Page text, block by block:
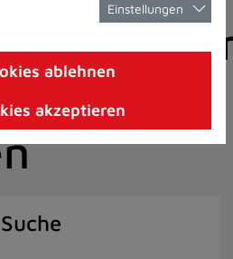
Suche
Einstellungen
ablehnen
akzeptieren